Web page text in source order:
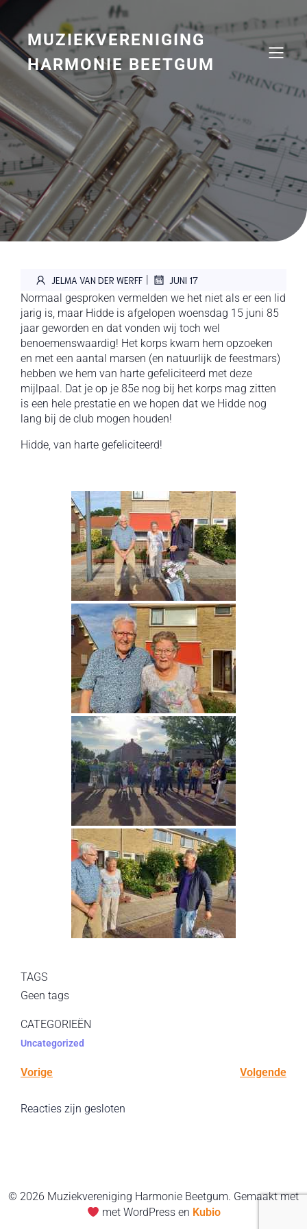
Naar
inhoud
springenMUZIEKVERENIGING
HARMONIE BEETGUM
JELMA VAN DER WERFF | JUNI 17
Normaal gesproken vermelden we het niet als er een lid
jarig is, maar Hidde is afgelopen woensdag 15 juni 85
jaar geworden en dat vonden wij toch wel
benoemenswaardig! Het korps kwam hem opzoeken
en met een aantal marsen (en natuurlijk de feestmars)
hebben we hem van harte gefeliciteerd met deze
mijlpaal. Dat je op je 85e nog bij het korps mag zitten
is een hele prestatie en we hopen dat we Hidde nog
lang bij de club mogen houden!
Hidde, van harte gefeliciteerd!
TAGS
Geen tags
CATEGORIEËN
Uncategorized
Vorige Volgende
Reacties zijn gesloten
© 2026 Muziekvereniging Harmonie Beetgum. Gemaakt met
met WordPress en Kubio